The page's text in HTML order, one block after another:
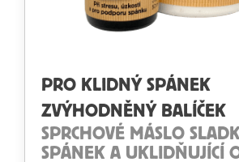
PRO KLIDNÝ SPÁNEK
ZVÝHODNĚNÝ BALÍČEK
SPRCHOVÉ MÁSLO
SPÁNEK A UKLIDŇUJÍCÍ